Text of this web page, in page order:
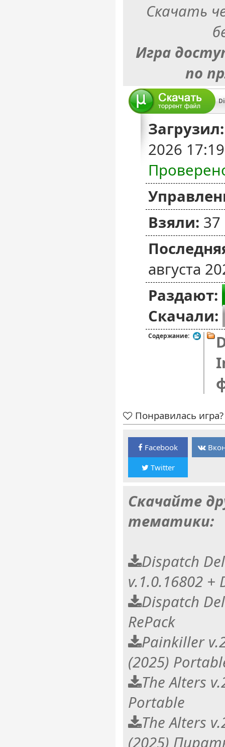
Скачать
Игра
по
Загрузил:
2026
Взяли:
августа
Раздают:
Скачали:
Содержание:
Понравилась
Facebook
Twitter
Скачайте
тематики:
Dispatch
v.1.0.16802 +
Dispatch
RePack
Painkiller
(2025)
The Alters
Portable
The Alters
(2025)